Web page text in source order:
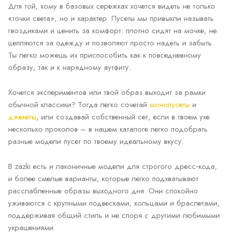
Для той, кому в базовых сережках хочется видеть не только
«точки света», но и характер. Пусеты мы привыкли называть
гвоздиками и ценить за комфорт: плотно сидят на мочке, не
цепляются за одежду и позволяют просто надеть и забыть.
Ты легко можешь их приспособить как к повседневному
образу, так и к нарядному аутфиту.
Хочется экспериментов или твой образ выходит за рамки
обычной классики? Тогда легко сочетай монопусеты и
джекеты, или создавай собственный сет, если в твоем ухе
несколько проколов – в нашем каталоге легко подобрать
разные модели пусет по твоему идеальному вкусу.
В zazki есть и лаконичные модели для строгого дресс‑кода,
и более смелые варианты, которые легко подхватывают
расслабленные образы выходного дня. Они спокойно
уживаются с крупными подвесками, кольцами и браслетами,
поддерживая общий стиль и не споря с другими любимыми
украшениями.